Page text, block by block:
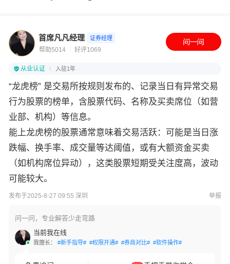
首席凡凡经理 证券经理
帮助5014 好评1069
从业认证 入驻1年
“龙虎榜” 是交易所按规则发布的、记录当日有异常交易
行为股票的榜单，含股票代码、名称及买卖席位（如营
业部、机构）等信息。
能上龙虎榜的股票通常意味着交易活跃：可能是当日涨
跌幅、换手率、成交量等达阈值，或有大额资金买卖
（如机构席位异动），这类股票短期受关注度高，波动
可能较大。
发布于2025-8-27 09:55 深圳 举报
问一问，专业解答少走弯路
当前我在线
我擅长： #新手指导# #权限开通# #券商对比# #软件操作#